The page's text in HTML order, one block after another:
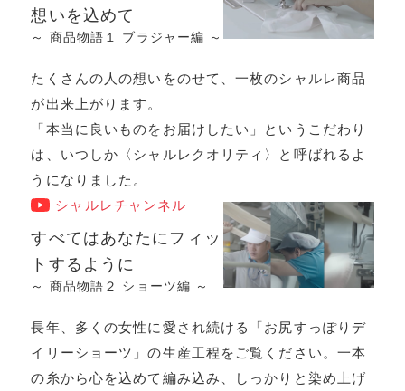
想いを込めて
～ 商品物語１ ブラジャー編 ～
たくさんの人の想いをのせて、一枚のシャルレ商品
が出来上がります。
「本当に良いものをお届けしたい」というこだわり
は、いつしか〈シャルレクオリティ〉と呼ばれるよ
うになりました。
シャルレチャンネル
すべてはあなたにフィッ
トするように
～ 商品物語２ ショーツ編 ～
長年、多くの女性に愛され続ける「お尻すっぽりデ
イリーショーツ」の生産工程をご覧ください。一本
の糸から心を込めて編み込み、しっかりと染め上げ